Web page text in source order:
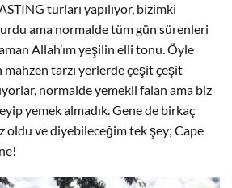
turları yapılıyor, bizimki
ama normalde tüm gün sürenleri
Allah’ım yeşilin elli tonu. Öyle
mahzen tarzı yerlerde çeşit çeşit
normalde yemekli falan ama biz
yemek almadık. Gene de birkaç
oldu ve diyebileceğim tek şey; Cape